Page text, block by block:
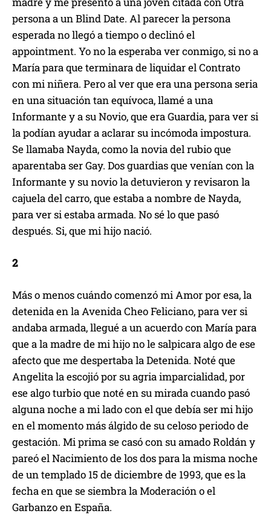
persona a un Blind Date. Al parecer la persona
esperada no llegó a tiempo o declinó el
appointment. Yo no la esperaba ver conmigo, si no a
María para que terminara de liquidar el Contrato
con mi niñera. Pero al ver que era una persona seria
en una situación tan equívoca, llamé a una
Informante y a su Novio, que era Guardia, para ver si
la podían ayudar a aclarar su incómoda impostura.
Se llamaba Nayda, como la novia del rubio que
aparentaba ser Gay. Dos guardias que venían con la
Informante y su novio la detuvieron y revisaron la
cajuela del carro, que estaba a nombre de Nayda,
para ver si estaba armada. No sé lo que pasó
después. Si, que mi hijo nació.
2
Más o menos cuándo comenzó mi Amor por esa, la
detenida en la Avenida Cheo Feliciano, para ver si
andaba armada, llegué a un acuerdo con María para
que a la madre de mi hijo no le salpicara algo de ese
afecto que me despertaba la Detenida. Noté que
Angelita la escojió por su agria imparcialidad, por
ese algo turbio que noté en su mirada cuando pasó
alguna noche a mi lado con el que debía ser mi hijo
en el momento más álgido de su celoso periodo de
gestación. Mi prima se casó con su amado Roldán y
pareó el Nacimiento de los dos para la misma noche
de un templado 15 de diciembre de 1993, que es la
fecha en que se siembra la Moderación o el
Garbanzo en España.